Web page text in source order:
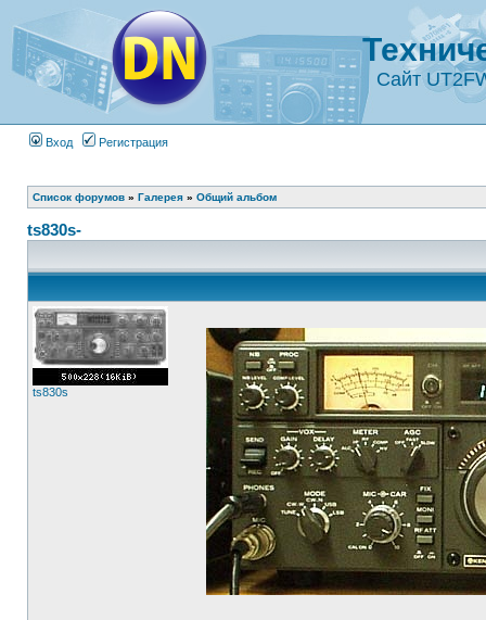
Сайт
Вход Регистрация
Список форумов » Галерея » Общий альбом
ts830s-
ts830s